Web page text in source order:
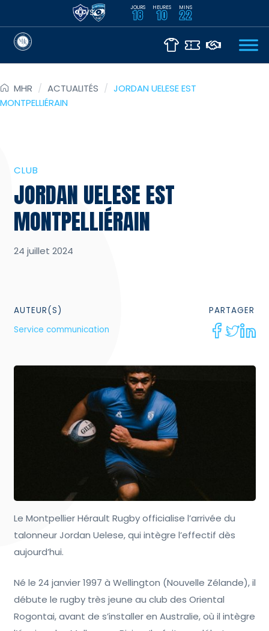
VS JOURS
18 HEURES
10 MINS
22
MHR / ACTUALITÉS / JORDAN UELESE EST
MONTPELLIÉRAIN
CLUB
JORDAN UELESE EST
MONTPELLIÉRAIN
24 juillet 2024
AUTEUR(S)
Service communication
PARTAGER
Le Montpellier Hérault Rugby officialise l’arrivée du
talonneur Jordan Uelese, qui intègre l’effectif dès
aujourd’hui.
Né le 24 janvier 1997 à Wellington (Nouvelle Zélande), il
débute le rugby très jeune au club des Oriental
Rogontai, avant de s’installer en Australie, où il intègre